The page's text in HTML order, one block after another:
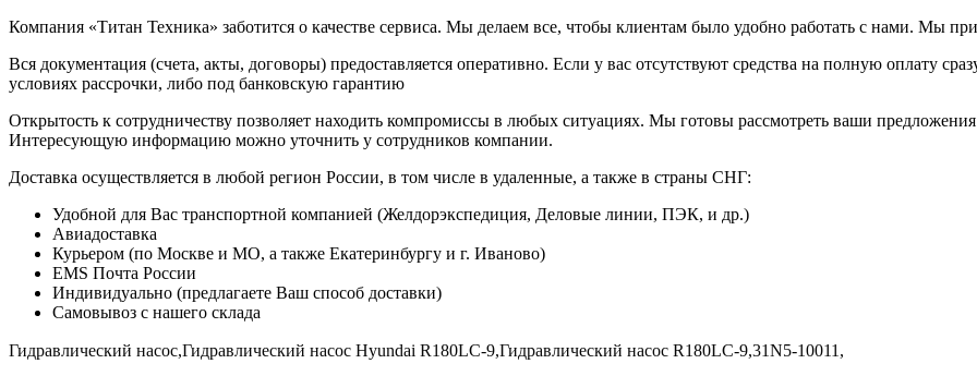
Компания «Титан Техника» заботится о качестве сервиса. Мы делаем все, чтобы клиентам было удобно работать с нами. Мы
Вся документация (счета, акты, договоры) предоставляется оперативно. Если у вас отсутствуют средства на полную оплату
условиях рассрочки, либо под банковскую гарантию
Открытость к сотрудничеству позволяет находить компромиссы в любых ситуациях. Мы готовы рассмотреть ваши
Интересующую информацию можно уточнить у сотрудников компании.
Доставка осуществляется в любой регион России, в том числе в удаленные, а также в страны СНГ:
Удобной для Вас транспортной компанией (Желдорэкспедиция, Деловые линии, ПЭК, и др.)
Авиадоставка
Курьером (по Москве и МО, а также Екатеринбургу и г. Иваново)
EMS Почта России
Индивидуально (предлагаете Ваш способ доставки)
Самовывоз с нашего склада
Гидравлический насос,Гидравлический насос Hyundai R180LC-9,Гидравлический насос R180LC-9,31N5-10011,